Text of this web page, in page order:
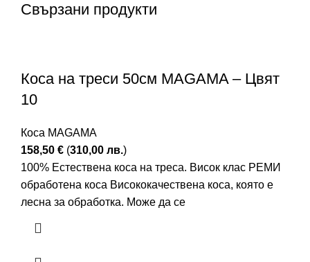
Свързани продукти
Коса на треси 50см MAGAMA – Цвят
10
Коса MAGAMA
158,50 € (310,00 лв.)
100% Естествена коса на треса. Висок клас РЕМИ
обработена коса Висококачествена коса, която е
лесна за обработка. Може да се